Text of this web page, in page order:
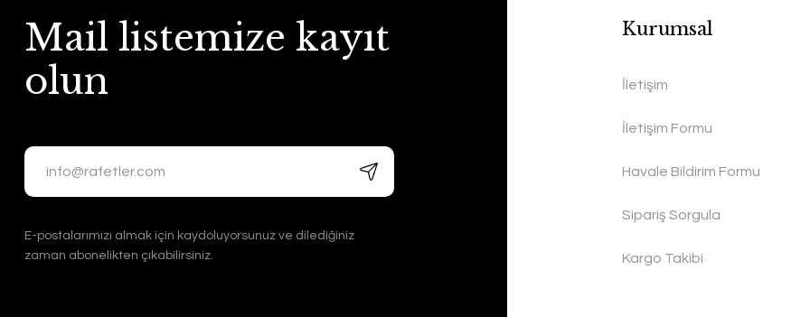
Mail listemize kayıt
olun
E-postalarımızı almak için kaydoluyorsunuz ve dilediğiniz
zaman abonelikten çıkabilirsiniz.
Kurumsal
İletişim
İletişim Formu
Havale Bildirim Formu
Sipariş Sorgula
Kargo Takibi